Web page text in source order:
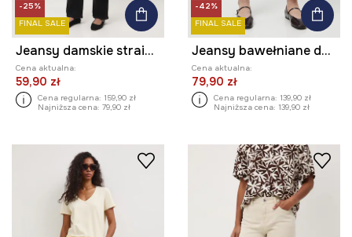
-25%
FINAL SALE
Jeansy damskie straight z efektem sprania
Cena aktualna:
59,90 zł
Cena regularna: 159,90 zł
Najniższa cena: 79,90 zł
-42%
FINAL SALE
Jeansy bawełniane damskie boyfriend z efektem sprania
Cena aktualna:
79,90 zł
Cena regularna: 139,90 zł
Najniższa cena: 139,90 zł